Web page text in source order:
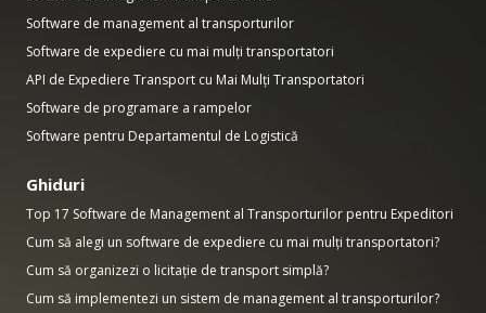
Software de management al transporturilor
Software de expediere cu mai mulți transportatori
API de Expediere Transport cu Mai Mulți Transportatori
Software de programare a rampelor
Software pentru Departamentul de Logistică
Ghiduri
Top 17 Software de Management al Transporturilor pentru Expeditori
Cum să alegi un software de expediere cu mai mulți transportatori?
Cum să organizezi o licitație de transport simplă?
Cum să implementezi un sistem de management al transporturilor?